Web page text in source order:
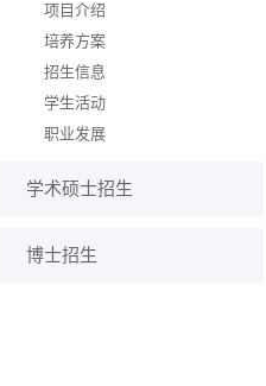
项目介绍
培养方案
招生信息
学生活动
职业发展
学术硕士招生
博士招生